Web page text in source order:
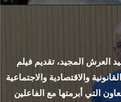
العرش المجيد، تقديم فيلم
والاقتصادية والاجتماعية
التي أبرمتها مع الفاعلين